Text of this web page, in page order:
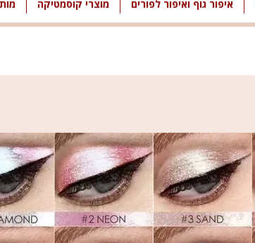
איפור גוף ואיפור לפורים מוצרי קוסמטיקה